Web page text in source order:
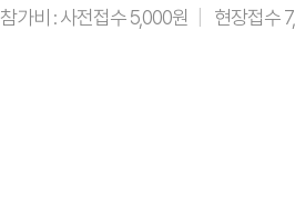
참가비 : 사전접수 5,000원 현장접수